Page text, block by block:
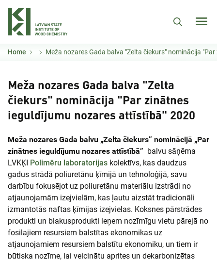
Home Meža nozares Gada balva "Zelta čiekurs" nominācija "Par zinātnes ieguldījumu nozares
Meža nozares Gada balva "Zelta
čiekurs" nominācija "Par zinātnes
ieguldījumu nozares attīstībā" 2020
Meža nozares Gada balvu „Zelta čiekurs” nominācijā „Par
zinātnes ieguldījumu nozares attīstībā” balvu sāņēma
LVKĶI Polimēru laboratorijas kolektīvs, kas daudzus
gadus strādā poliuretānu ķīmijā un tehnoloģijā, savu
darbību fokusējot uz poliuretānu materiālu izstrādi no
atjaunojamām izejvielām, kas ļautu aizstāt tradicionāli
izmantotās naftas ķīmijas izejvielas. Koksnes pārstrādes
produkti un blakusprodukti ieņem nozīmīgu vietu pārejā no
fosilajiem resursiem balstītas ekonomikas uz
atjaunojamiem resursiem balstītu ekonomiku, un tiem ir
būtiska nozīme, lai veicinātu aprites un dekarbonizētas